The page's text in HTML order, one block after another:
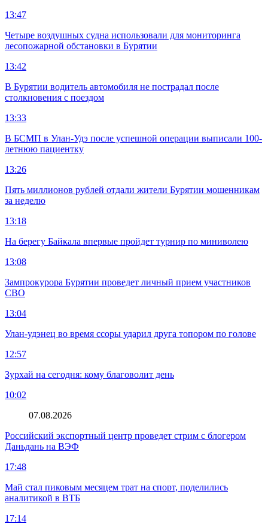
13:47
Четыре воздушных судна использовали для мониторинга
лесопожарной обстановки в Бурятии
13:42
В Бурятии водитель автомобиля не пострадал после
столкновения с поездом
13:33
В БСМП в Улан-Удэ после успешной операции выписали 100-
летнюю пациентку
13:26
Пять миллионов рублей отдали жители Бурятии мошенникам
за неделю
13:18
На берегу Байкала впервые пройдет турнир по миниволею
13:08
Зампрокурора Бурятии проведет личный прием участников
СВО
13:04
Улан-удэнец во время ссоры ударил друга топором по голове
12:57
Зурхай на сегодня: кому благоволит день
10:02
07.08.2026
Российский экспортный центр проведет стрим с блогером
Даньдань на ВЭФ
17:48
Май стал пиковым месяцем трат на спорт, поделились
аналитикой в ВТБ
17:14